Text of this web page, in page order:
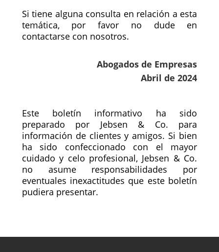
Si tiene alguna consulta en relación a esta
temática, por favor no dude en
contactarse con nosotros.
Abogados de Empresas
Abril de 2024
Este boletín informativo ha sido
preparado por Jebsen & Co. para
información de clientes y amigos. Si bien
ha sido confeccionado con el mayor
cuidado y celo profesional, Jebsen & Co.
no asume responsabilidades por
eventuales inexactitudes que este boletín
pudiera presentar.